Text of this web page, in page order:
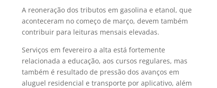
A reoneração dos tributos em gasolina e etanol, que
aconteceram no começo de março, devem também
contribuir para leituras mensais elevadas.
Serviços em fevereiro a alta está fortemente
relacionada a educação, aos cursos regulares, mas
também é resultado de pressão dos avanços em
aluguel residencial e transporte por aplicativo, além